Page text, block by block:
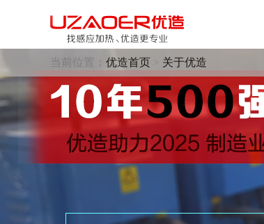
当前位置： 优造首页 > 关于优造